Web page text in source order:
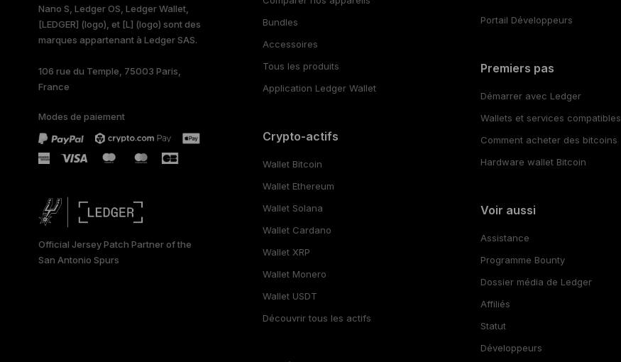
日本語
العربية
Nano S, Ledger OS, Ledger Wallet,
[LEDGER] (logo), et [L] (logo) sont des
marques appartenant à Ledger SAS.
106 rue du Temple, 75003 Paris,
France
Modes de paiement
Official Jersey Patch Partner of the
San Antonio Spurs
Bundles
Accessoires
Tous les produits
Application Ledger Wallet
Crypto-actifs
Wallet Bitcoin
Wallet Ethereum
Wallet Solana
Wallet Cardano
Wallet XRP
Wallet Monero
Wallet USDT
Découvrir tous les actifs
Portail Développeurs ​
Premiers pas
Démarrer avec Ledger
Wallets et services compatibles
Comment acheter des bitcoins
Hardware wallet Bitcoin
Voir aussi
Assistance
Programme Bounty
Dossier média de Ledger
Affiliés
Statut
Développeurs